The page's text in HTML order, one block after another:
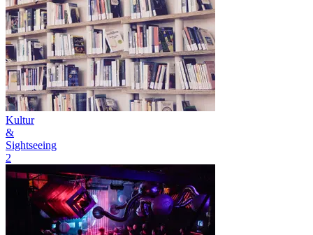
Kultur
&
Sightseeing
2